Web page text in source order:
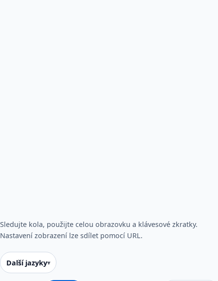
Sledujte kola, použijte celou obrazovku a klávesové zkratky.
Nastavení zobrazení lze sdílet pomocí URL.
Další jazyky